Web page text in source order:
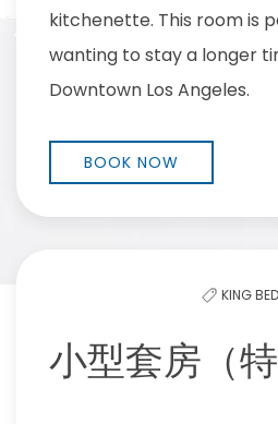
kitchenette. This room is
wanting to stay a longer
Downtown Los Angeles.
BOOK NOW
KING
小型套房（特